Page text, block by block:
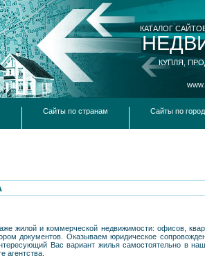
КАТАЛОГ
КУПЛЯ,
Сайты по странам Сайты по
жилой и коммерческой недвижимости: офисов,
документов. Оказываем юридическое
Вас вариант жилья самостоятельно в
агентства.